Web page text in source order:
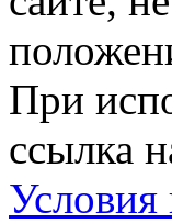
При
ссылка
Условия